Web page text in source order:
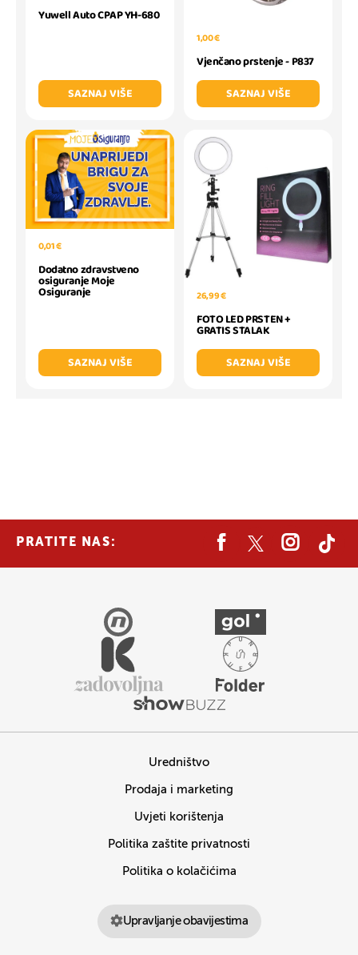
Yuwell Auto CPAP YH-680
SAZNAJ VIŠE
1,00 €
Vjenčano prstenje - P837
SAZNAJ VIŠE
0,01 €
Dodatno zdravstveno
osiguranje Moje
Osiguranje
SAZNAJ VIŠE
26,99 €
FOTO LED PRSTEN +
GRATIS STALAK
SAZNAJ VIŠE
PRATITE NAS:
Uredništvo
Prodaja i marketing
Uvjeti korištenja
Politika zaštite privatnosti
Politika o kolačićima
Upravljanje obavijestima